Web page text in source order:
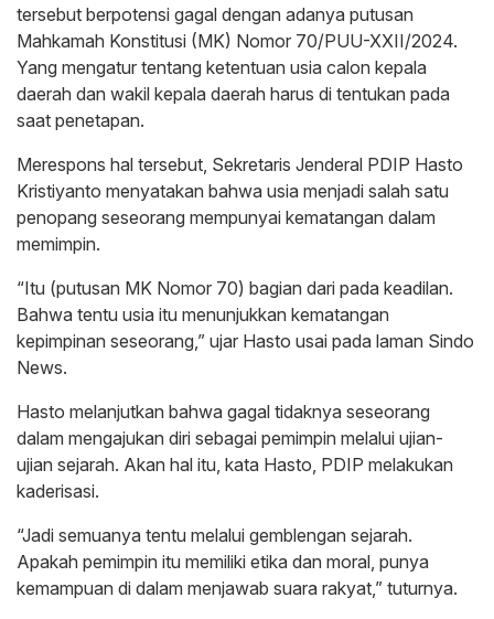
tersebut berpotensi gagal dengan adanya putusan
Mahkamah Konstitusi (MK) Nomor 70/PUU-XXII/2024.
Yang mengatur tentang ketentuan usia calon kepala
daerah dan wakil kepala daerah harus di tentukan pada
saat penetapan.
Merespons hal tersebut, Sekretaris Jenderal PDIP Hasto
Kristiyanto menyatakan bahwa usia menjadi salah satu
penopang seseorang mempunyai kematangan dalam
memimpin.
“Itu (putusan MK Nomor 70) bagian dari pada keadilan.
Bahwa tentu usia itu menunjukkan kematangan
kepimpinan seseorang,” ujar Hasto usai pada laman Sindo
News.
Hasto melanjutkan bahwa gagal tidaknya seseorang
dalam mengajukan diri sebagai pemimpin melalui ujian-
ujian sejarah. Akan hal itu, kata Hasto, PDIP melakukan
kaderisasi.
“Jadi semuanya tentu melalui gemblengan sejarah.
Apakah pemimpin itu memiliki etika dan moral, punya
kemampuan di dalam menjawab suara rakyat,” tuturnya.